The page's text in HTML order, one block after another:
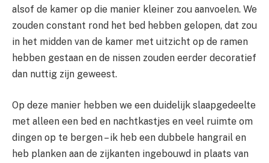
alsof de kamer op die manier kleiner zou aanvoelen. We
zouden constant rond het bed hebben gelopen, dat zou
in het midden van de kamer met uitzicht op de ramen
hebben gestaan ​​en de nissen zouden eerder decoratief
dan nuttig zijn geweest.
Op deze manier hebben we een duidelijk slaapgedeelte
met alleen een bed en nachtkastjes en veel ruimte om
dingen op te bergen – ik heb een dubbele hangrail en
heb planken aan de zijkanten ingebouwd in plaats van